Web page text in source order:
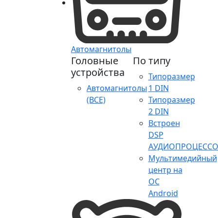
Автомагнитолы
Головные
устройства
Автомагнитолы
(ВСЕ)
По типу
Типоразмер
1 DIN
Типоразмер
2 DIN
Встроен
DSP
Мультимедийный
центр на
ОС
Android